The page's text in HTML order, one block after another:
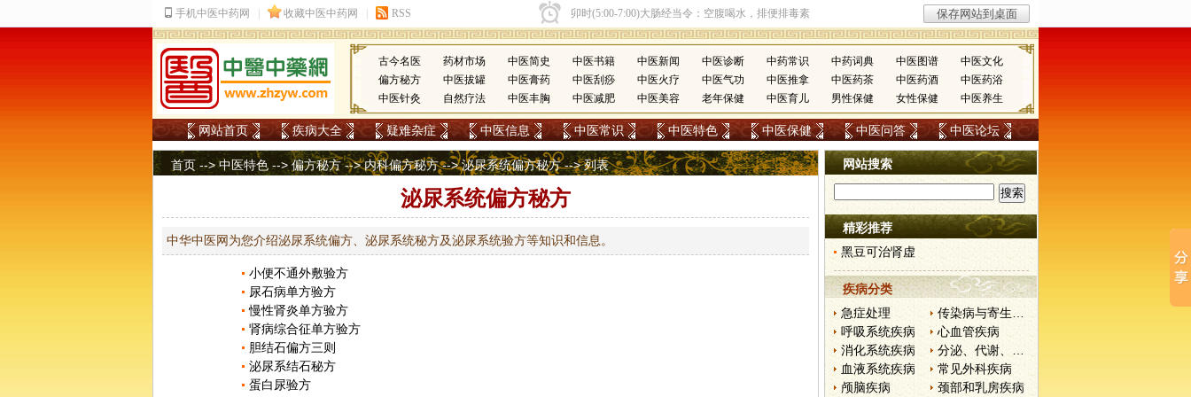
古今名医 药材市场 中医简史 中医书籍 中医新闻 中医诊断 中药常识 中药词典 中医图谱
中医文化
偏方秘方
中医拔罐 中医膏药 中医刮痧 中医火疗 中医气功 中医推拿 中医药茶 中医药酒
中医药浴
中医针灸
自然疗法 中医丰胸 中医减肥 中医美容 老年保健 中医育儿 男性保健 女性保健 中医养生
网站首页 疾病大全 疑难杂症 中医信息 中医常识 中医特色 中医保健 中医问答 中医论坛
首页 -->中医特色 -->偏方秘方-->内科偏方秘方-->泌尿系统偏方秘方-->列表
泌尿系统偏方秘方
中华中医网为您介绍泌尿系统偏方、泌尿系统秘方及泌尿系统验方等知识和信息。
小便不通外敷验方
尿石病单方验方
慢性肾炎单方验方
肾病综合征单方验方
胆结石偏方三则
泌尿系结石秘方
蛋白尿验方
网站搜索
精彩推荐
黑豆可治肾虚
疾病分类
急症处理
传染病与寄生虫病
呼吸系统疾病
心血管疾病
消化系统疾病
分泌、代谢、营养和肾脏疾病
血液系统疾病
常见外科疾病
颅脑疾病
颈部和乳房疾病